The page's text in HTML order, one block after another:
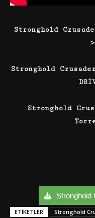
Stronghold
Stronghold
Stronghold
Stronghold
ETIKETLER
Stronghold